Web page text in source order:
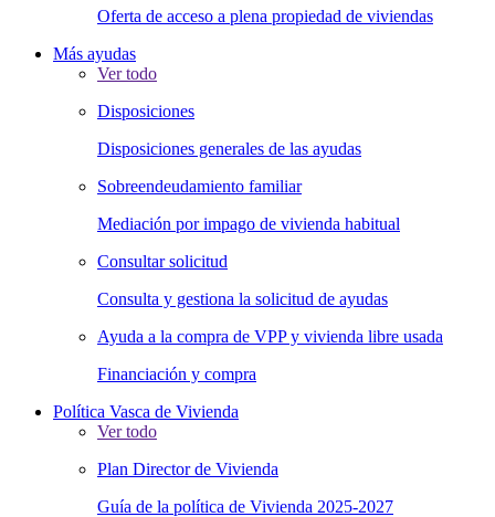
Oferta de acceso a plena propiedad de viviendas
Más ayudas
Ver todo
Disposiciones
Disposiciones generales de las ayudas
Sobreendeudamiento familiar
Mediación por impago de vivienda habitual
Consultar solicitud
Consulta y gestiona la solicitud de ayudas
Ayuda a la compra de VPP y vivienda libre usada
Financiación y compra
Política Vasca de Vivienda
Ver todo
Plan Director de Vivienda
Guía de la política de Vivienda 2025-2027